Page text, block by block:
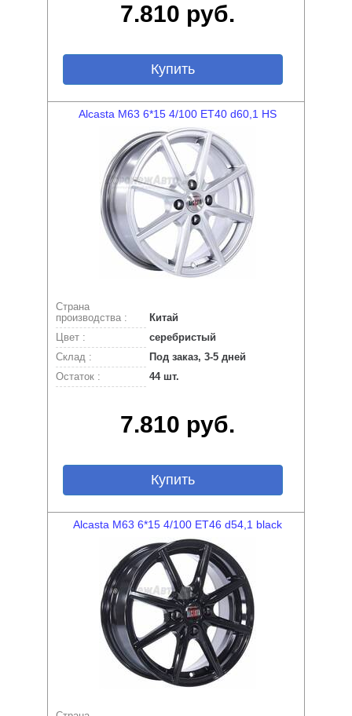
7.810 руб.
Купить
Alcasta M63 6*15 4/100 ET40 d60,1 HS
Страна
производства :
Китай
Цвет :
серебристый
Склад :
Под заказ, 3-5 дней
Остаток :
44 шт.
7.810 руб.
Купить
Alcasta M63 6*15 4/100 ET46 d54,1 black